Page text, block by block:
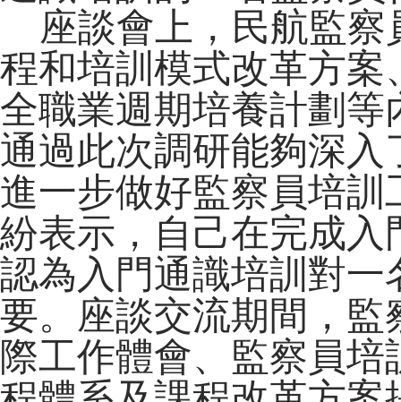
座談會上，民航監察
程和培訓模式改革方案
全職業週期培養計劃
通過此次調研能夠深
進一步做好監察員培
紛表示，自己在完成
認為入門通識培訓對
要。座談交流期間，
際工作體會、監察員